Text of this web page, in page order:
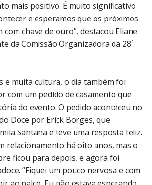
mais positivo. É muito significativo
e esperamos que os próximos
com chave de ouro”, destacou Eliane
da Comissão Organizadora da 28ª
e muita cultura, o dia também foi
com um pedido de casamento que
do evento. O pedido aconteceu no
Doce por Erick Borges, que
Santana e teve uma resposta feliz.
relacionamento há oito anos, mas o
ficou para depois, e agora foi
“Fiquei um pouco nervosa e com